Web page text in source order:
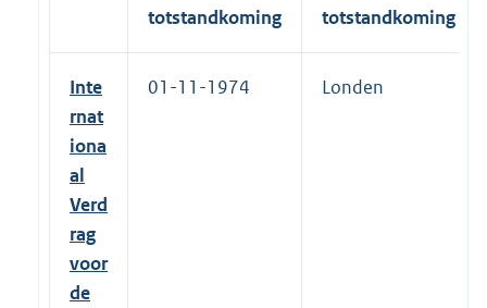
totstandkoming
totstandkoming
Inte
rnat
iona
al
Verd
rag
voor
de
01-11-1974 Londen